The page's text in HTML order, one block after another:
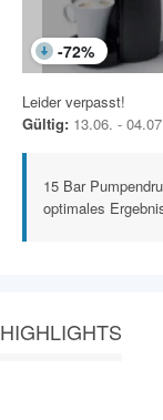
-72%
Leider verpasst!
Gültig: 13.06. - 04.07.
15 Bar
optimales
HIGHLIGHTS